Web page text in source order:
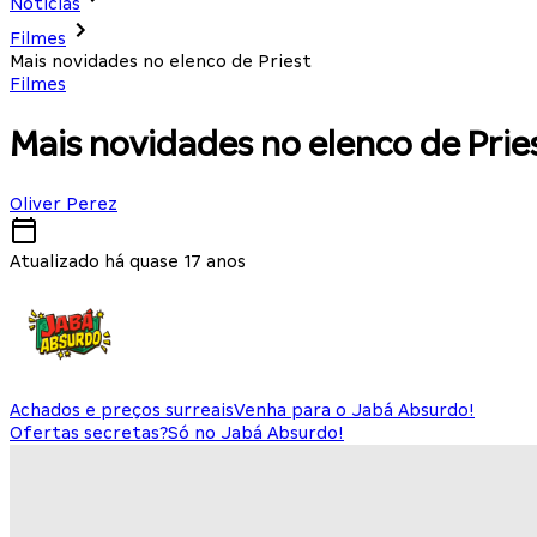
Filmes
Mais novidades no elenco de Priest
Filmes
Mais novidades no elenco de
Oliver Perez
Atualizado há quase 17 anos
Achados e preços surreaisVenha para o Jabá Absurdo!
Ofertas secretas?Só no Jabá Absurdo!